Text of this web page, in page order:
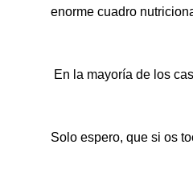
enorme cuadro
En la mayoría de los
Solo espero, que si os